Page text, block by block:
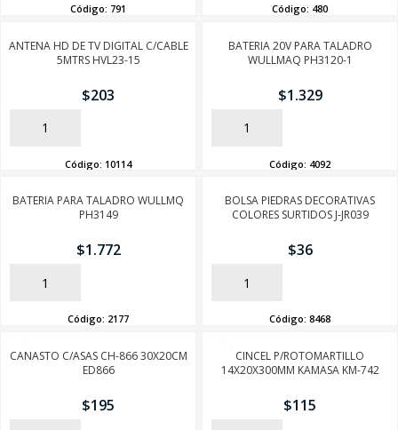
Código: 791 Código: 480
ANTENA HD DE TV DIGITAL C/CABLE
5MTRS HVL23-15
$203
AÑADIR
Código: 10114
BATERIA 20V PARA TALADRO
WULLMAQ PH3120-1
$1.329
AÑADIR
Código: 4092
BATERIA PARA TALADRO WULLMQ
PH3149
$1.772
AÑADIR
Código: 2177
BOLSA PIEDRAS DECORATIVAS
COLORES SURTIDOS J-JR039
$36
AÑADIR
Código: 8468
CANASTO C/ASAS CH-866 30X20CM
ED866
$195
CINCEL P/ROTOMARTILLO
14X20X300MM KAMASA KM-742
$115